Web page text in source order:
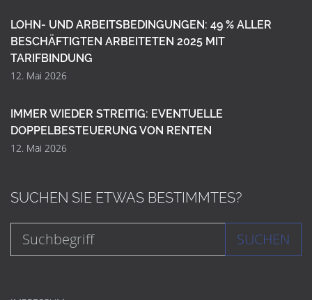
LOHN- UND ARBEITSBEDINGUNGEN: 49 % ALLER
BESCHÄFTIGTEN ARBEITETEN 2025 MIT
TARIFBINDUNG
12. Mai 2026
IMMER WIEDER STREITIG: EVENTUELLE
DOPPELBESTEUERUNG VON RENTEN
12. Mai 2026
SUCHEN SIE ETWAS BESTIMMTES?
SUCHEN